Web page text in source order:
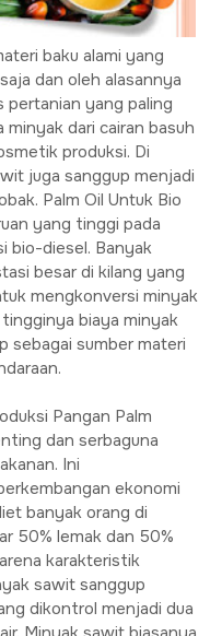
baku alami yang
dan oleh alasannya
pertanian yang paling
dari cairan basuh
produksi. Di
juga sanggup menjadi
Palm Oil Untuk Bio
yang tinggi pada
bio-diesel. Banyak
besar di kilang yang
mengkonversi minyak
biaya minyak
sebagai sumber materi
Pangan Palm
dan serbaguna
Ini
ekonomi
banyak orang di
50% lemak dan 50%
karakteristik
sawit sanggup
dikontrol menjadi dua